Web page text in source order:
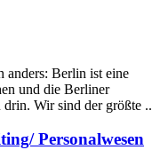
anders: Berlin ist eine
und die Berliner
drin. Wir sind der größte ..
Personalwesen